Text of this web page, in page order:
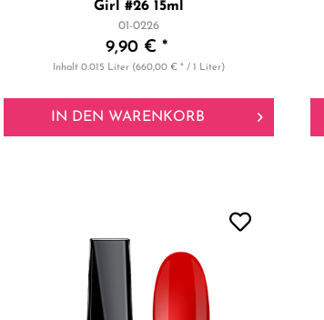
Girl #26 15ml
01-0226
9,90 € *
Inhalt 0.015 Liter (660,00 € * / 1 Liter)
IN DEN WARENKORB